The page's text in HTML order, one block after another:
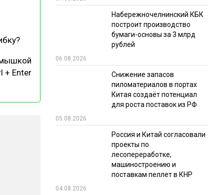
ИТОГИ МЕРОПРИЯТИЙ
+ Enter
Набережночелнинский КБК
построит производство
бумаги-основы за 3 млрд
рублей
06.08.2026
Снижение запасов
пиломатериалов в портах
Китая создаёт потенциал
для роста поставок из РФ
05.08.2026
Россия и Китай согласовали
проекты по
лесопереработке,
машиностроению и
поставкам пеллет в КНР
04.08.2026